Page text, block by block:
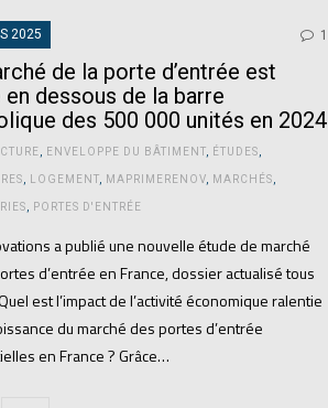
2025 1
de la porte d’entrée est
en dessous de la barre
des 500 000 unités en 2024
ENVELOPPE DU BÂTIMENT ÉTUDES
LOGEMENT MAPRIMERENOV MARCHÉS
PORTES D'ENTRÉE
a publié une nouvelle étude de marché
d’entrée en France, dossier actualisé tous
est l’impact de l’activité économique ralentie
du marché des portes d’entrée
en France ? Grâce…